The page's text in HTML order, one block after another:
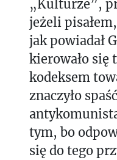
„Kulturze”,
jeżeli
jak powiadał
kierowało
kodeksem
znaczyło
tym, bo
się do tego